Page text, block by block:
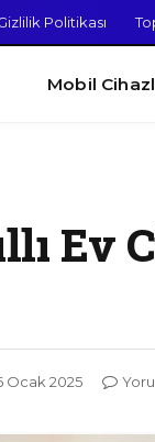
Politikası
Mobil
Ev
Ocak 2025